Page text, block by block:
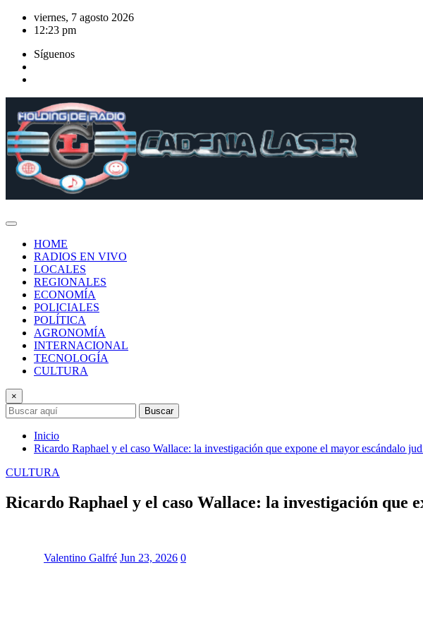
Saltar
viernes, 7 agosto 2026
12:23 pm
Síguenos
HOME
RADIOS EN VIVO
LOCALES
REGIONALES
ECONOMÍA
POLICIALES
POLÍTICA
AGRONOMÍA
INTERNACIONAL
TECNOLOGÍA
CULTURA
×
Buscar
Inicio
Ricardo Raphael y el caso Wallace: la investigación que expone el mayor escándalo
CULTURA
Ricardo Raphael y el caso Wallace: la investigación que
Valentino Galfré Jun 23, 2026 0